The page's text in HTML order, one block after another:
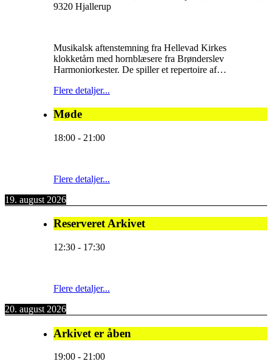
9320 Hjallerup
Musikalsk aftenstemning fra Hellevad Kirkes
klokketårn med hornblæsere fra Brønderslev
Harmoniorkester. De spiller et repertoire af…
Flere detaljer...
Møde
18:00 - 21:00
Flere detaljer...
19. august 2026
Reserveret Arkivet
12:30 - 17:30
Flere detaljer...
20. august 2026
Arkivet er åben
19:00 - 21:00